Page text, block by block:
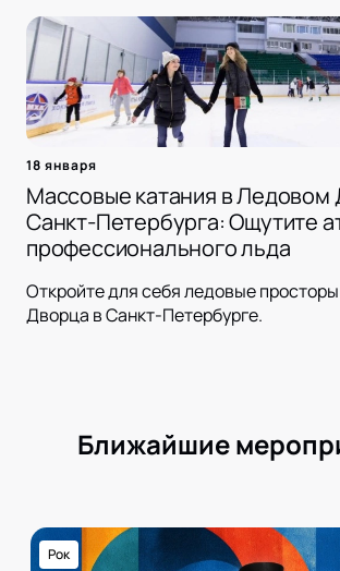
18 января
Массовые катания в Ледовом
Санкт-Петербурга: Ощутите
профессионального льда
Откройте для себя ледовые
Дворца в Санкт-Петербурге.
Ближайшие
Рок